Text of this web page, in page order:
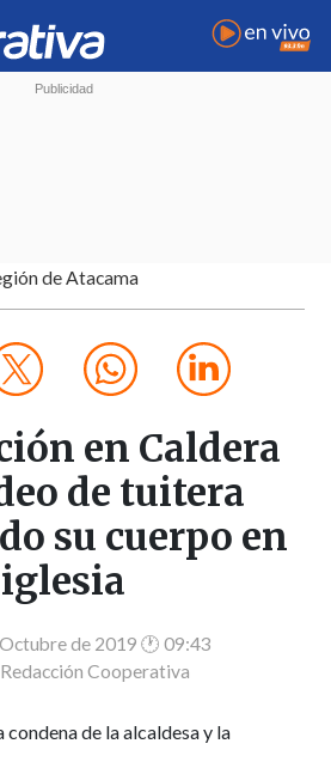
de Atacama
en Caldera
de tuitera
su cuerpo en
iglesia
de 2019 🕐 09:43
Redacción Cooperativa
de la alcaldesa y la